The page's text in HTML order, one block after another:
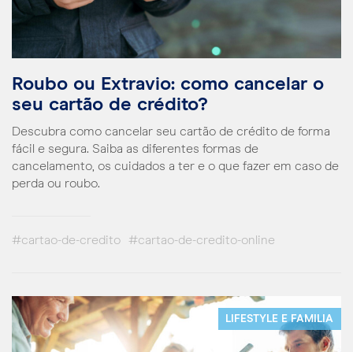
Roubo ou Extravio: como cancelar o
seu cartão de crédito?
Descubra como cancelar seu cartão de crédito de forma
fácil e segura. Saiba as diferentes formas de
cancelamento, os cuidados a ter e o que fazer em caso de
perda ou roubo.
#cartao-de-credito #cartao-de-credito-online
LIFESTYLE E FAMILIA